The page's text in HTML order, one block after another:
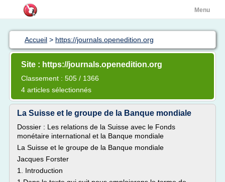
Menu
Accueil > https://journals.openedition.org
Site : https://journals.openedition.org
Classement : 505 / 1366
4 articles sélectionnés
La Suisse et le groupe de la Banque mondiale
Dossier : Les relations de la Suisse avec le Fonds
monétaire international et la Banque mondiale
La Suisse et le groupe de la Banque mondiale
Jacques Forster
1. Introduction